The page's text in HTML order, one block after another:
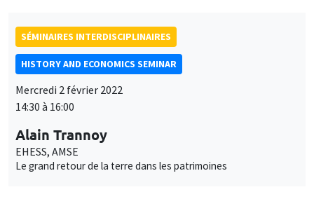
SÉMINAIRES INTERDISCIPLINAIRES
HISTORY AND ECONOMICS SEMINAR
Mercredi 2 février 2022
14:30 à 16:00
Alain Trannoy
EHESS, AMSE
Le grand retour de la terre dans les patrimoines